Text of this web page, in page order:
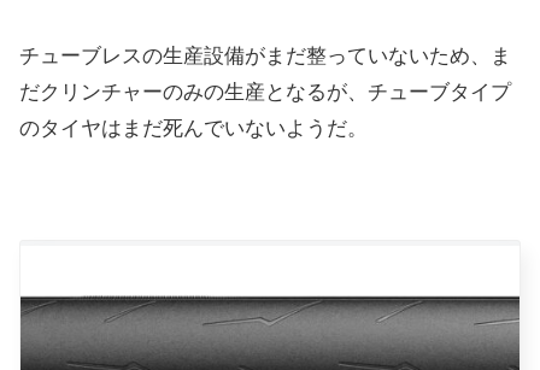
チューブレスの生産設備がまだ整っていないため、ま
だクリンチャーのみの生産となるが、チューブタイプ
のタイヤはまだ死んでいないようだ。